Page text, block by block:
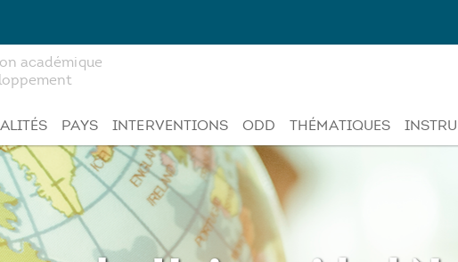
académique
PAYS INTERVENTIONS ODD THÉMATIQUES